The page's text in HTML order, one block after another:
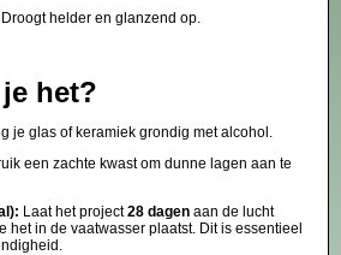
Droogt helder en glanzend op.
het?
je glas of keramiek grondig met alcohol.
een zachte kwast om dunne lagen aan te
Laat het project28 dagen aan de lucht
het in de vaatwasser plaatst. Dit is essentieel